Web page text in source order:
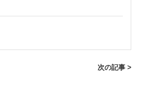
次の記事 >